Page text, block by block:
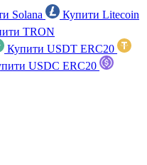
Solana
Купити Litecoin
TRON
Купити USDT ERC20
USDC ERC20